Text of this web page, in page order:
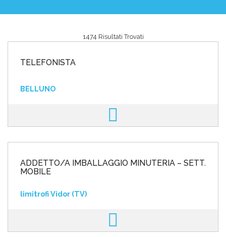
1474 Risultati Trovati
TELEFONISTA
BELLUNO
ADDETTO/A IMBALLAGGIO MINUTERIA – SETT.
MOBILE
limitrofi Vidor (TV)